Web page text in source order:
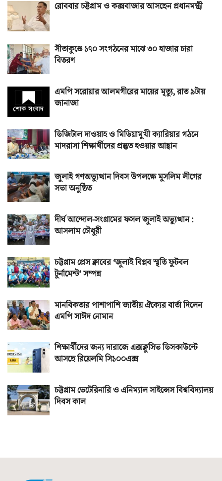
রোববার চট্টগ্রাম ও কক্সবাজার আসছেন প্রধানমন্ত্রী
সীতাকুণ্ডে ১৭০ সংগঠনের মাঝে ৩০ হাজার চারা
বিতরণ
এমপি সরোয়ার আলমগীরের মায়ের মৃত্যু, রাত ৯টায়
জানাজা
ডিজিটাল দাওয়াহ ও মিডিয়ামুখী ক্যারিয়ার গঠনে
মাদরাসা শিক্ষার্থীদের প্রস্তুত হওয়ার আহ্বান
জুলাই গণঅভ্যুত্থান দিবস উপলক্ষে মুসলিম লীগের
সভা অনুষ্ঠিত
দীর্ঘ আন্দোল-সংগ্রামের ফসল জুলাই অভ্যুত্থান :
আসলাম চৌধুরী
চট্টগ্রাম প্রেস ক্লাবের ‘জুলাই বিপ্লব স্মৃতি ফুটবল
টুর্নামেন্ট’ সম্পন্ন
মানবিকতার পাশাপাশি জাতীয় ঐক্যের বার্তা দিলেন
এমপি সাঈদ নোমান
শিক্ষার্থীদের জন্য দারাজে এক্সক্লুসিভ ডিসকাউন্টে
আসছে রিয়েলমি সি১০০এক্স
চট্টগ্রাম ভেটেরিনারি ও এনিম্যাল সাইন্সেস বিশ্ববিদ্যালয়
দিবস কাল